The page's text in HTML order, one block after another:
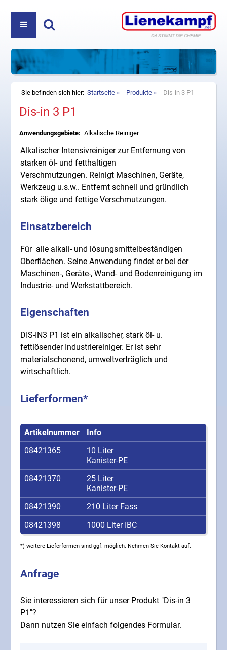
PRODUKTE
REINIGUNGS- UND PFLEGEMITTEL
KOSMETIK
ZUBEHÖR
HAUSHALT
ÜBER UNS
DIREKTVERKAUF
KONTAKT
Oerlinghauser Str. 52
D-32107 Bad Salzuflen
Telefon
+49 (5222) 980 35-0
Fax +49 (5222) 980 35-20
E-Mail
info@lienekampf.net
(5222) 980 35-0 info@lienekampf.net
Sie befinden sich hier:Startseite Produkte Dis-in 3 P1
Dis-in 3 P1
Anwendungsgebiete: Alkalische Reiniger
Alkalischer Intensivreiniger zur Entfernung von
starken öl- und fetthaltigen
Verschmutzungen. Reinigt Maschinen, Geräte,
Werkzeug u.s.w.. Entfernt schnell und gründlich
stark ölige und fettige Verschmutzungen.
Einsatzbereich
Für alle alkali- und lösungsmittelbeständigen
Oberflächen. Seine Anwendung findet er bei der
Maschinen-, Geräte-, Wand- und Bodenreinigung im
Industrie- und Werkstattbereich.
Eigenschaften
DIS-IN3 P1 ist ein alkalischer, stark öl- u.
fettlösender Industriereiniger. Er ist sehr
materialschonend, umweltverträglich und
wirtschaftlich.
Lieferformen*
Artikelnummer
Info
08421365
10 Liter
Kanister-PE
08421370
25 Liter
Kanister-PE
08421390
210 Liter Fass
08421398
1000 Liter IBC
*) weitere Lieferformen sind ggf. möglich. Nehmen Sie Kontakt auf.
Anfrage
Sie interessieren sich für unser Produkt "Dis-in 3
P1"?
Dann nutzen Sie einfach folgendes Formular.